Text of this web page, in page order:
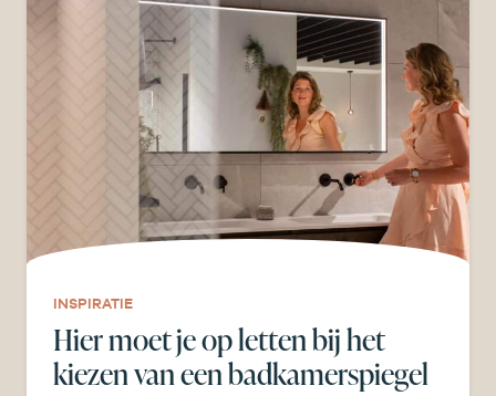
INSPIRATIE
Hier moet je op letten bij het
kiezen van een badkamerspiegel